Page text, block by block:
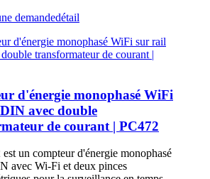
demandedétail
d'énergie monophasé WiFi
avec double
de courant | PC472
un compteur d'énergie monophasé
avec Wi-Fi et deux pinces